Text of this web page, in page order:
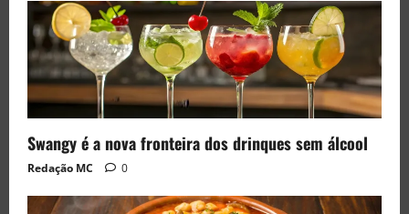
Swangy é a nova fronteira dos drinques sem álcool
Redação MC 0